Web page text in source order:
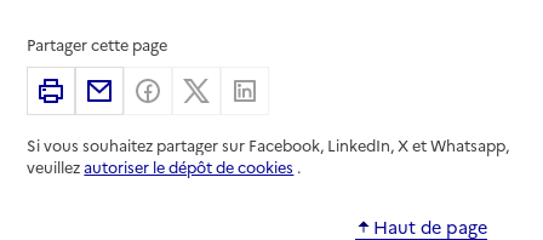
Partager cette page
ImprimerPartager par email
Partager sur Facebook
Partager sur X
Si vous souhaitez partager sur Facebook, LinkedIn, X et Whatsapp,
veuillezautoriser le dépôt de cookies .
Haut de page